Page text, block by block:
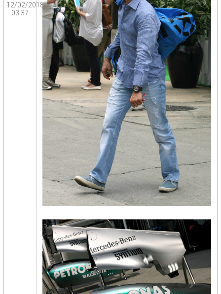
12/02/2018
03:37